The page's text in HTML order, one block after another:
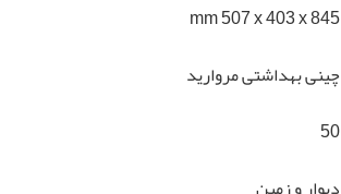
mm 507 x 403 x 845
چینی بهداشتی مروارید
50